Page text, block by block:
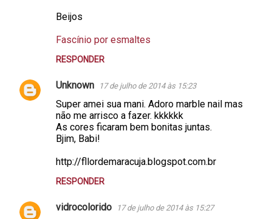
Beijos
Fascínio por esmaltes
RESPONDER
Unknown 17 de julho de 2014 às 15:23
Super amei sua mani. Adoro marble nail mas
não me arrisco a fazer. kkkkkk
As cores ficaram bem bonitas juntas.
Bjim, Babi!
http://fllordemaracuja.blogspot.com.br
RESPONDER
vidrocolorido 17 de julho de 2014 às 15:27